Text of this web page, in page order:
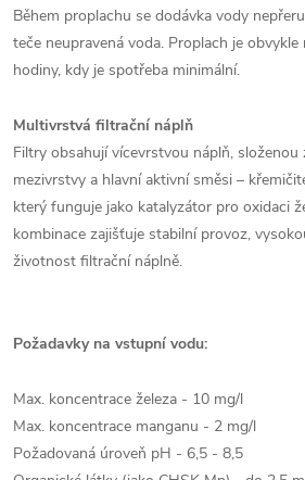
Během proplachu se dodávka vody
teče neupravená voda. Proplach je
hodiny, kdy je spotřeba minimální.
Multivrstvá filtrační náplň
Filtry obsahují vícevrstvou náplň,
mezivrstvy a hlavní aktivní směsi –
který funguje jako katalyzátor pro oxidaci
kombinace zajišťuje stabilní provoz,
životnost filtrační náplně.
Požadavky na vstupní vodu:
Max. koncentrace železa - 10 mg/l
Max. koncentrace manganu - 2 mg/l
Požadovaná úroveň pH - 6,5 - 8,5